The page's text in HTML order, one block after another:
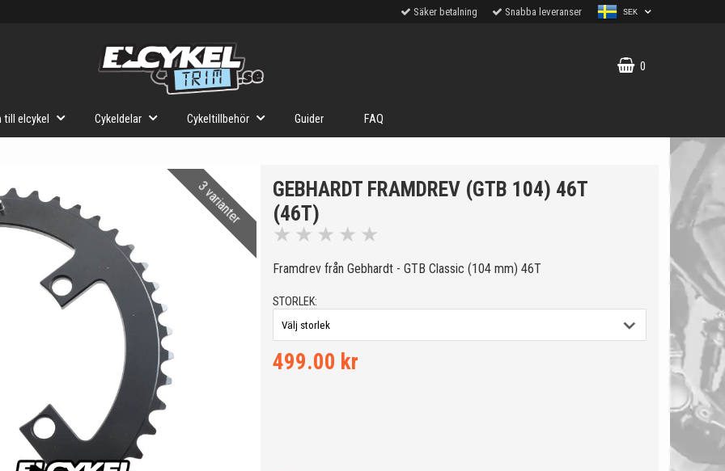
Säker betalning Snabba leveranser SEK
0
till elcykel Cykeldelar Cykeltillbehör Guider FAQ
3 varianter
GEBHARDT FRAMDREV (GTB 104) 46T
(46T)
★ ★ ★ ★ ★
Framdrev från Gebhardt - GTB Classic (104 mm) 46T
STORLEK:
499.00 kr